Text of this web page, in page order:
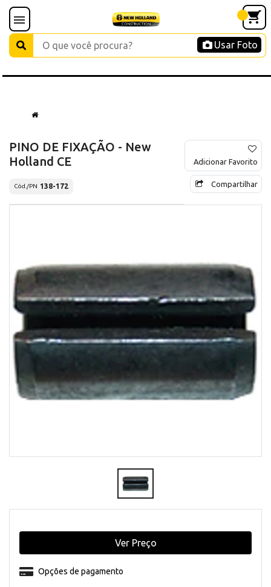
Usar Foto
PINO DE FIXAÇÃO - New
Holland CE
Cód./PN 138-172
Adicionar Favorito
Compartilhar
Opções de pagamento
Ver Preço